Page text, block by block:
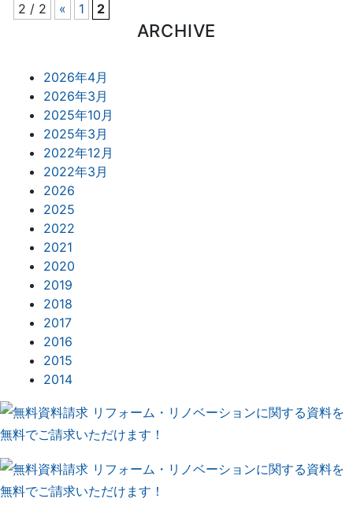
2 / 2 « 1 2
ARCHIVE
2026年4月
2026年3月
2025年10月
2025年3月
2022年12月
2022年3月
2026
2025
2022
2021
2020
2019
2018
2017
2016
2015
2014